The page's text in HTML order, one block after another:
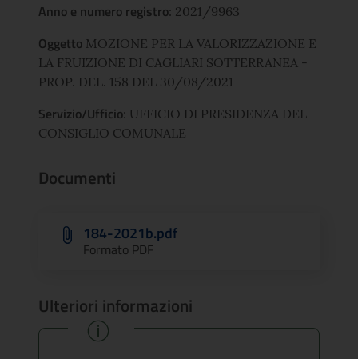
Anno e numero registro: 2021/9963
Oggetto MOZIONE PER LA VALORIZZAZIONE E
LA FRUIZIONE DI CAGLIARI SOTTERRANEA -
PROP. DEL. 158 DEL 30/08/2021
Servizio/Ufficio: UFFICIO DI PRESIDENZA DEL
CONSIGLIO COMUNALE
Documenti
184-2021b.pdf
Formato PDF
Ulteriori informazioni